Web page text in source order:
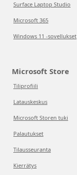
Surface Laptop Studio
Microsoft 365
Windows 11 -sovellukset
Microsoft Store
Tiliprofiili
Latauskeskus
Microsoft Storen tuki
Palautukset
Tilausseuranta
Kierrätys